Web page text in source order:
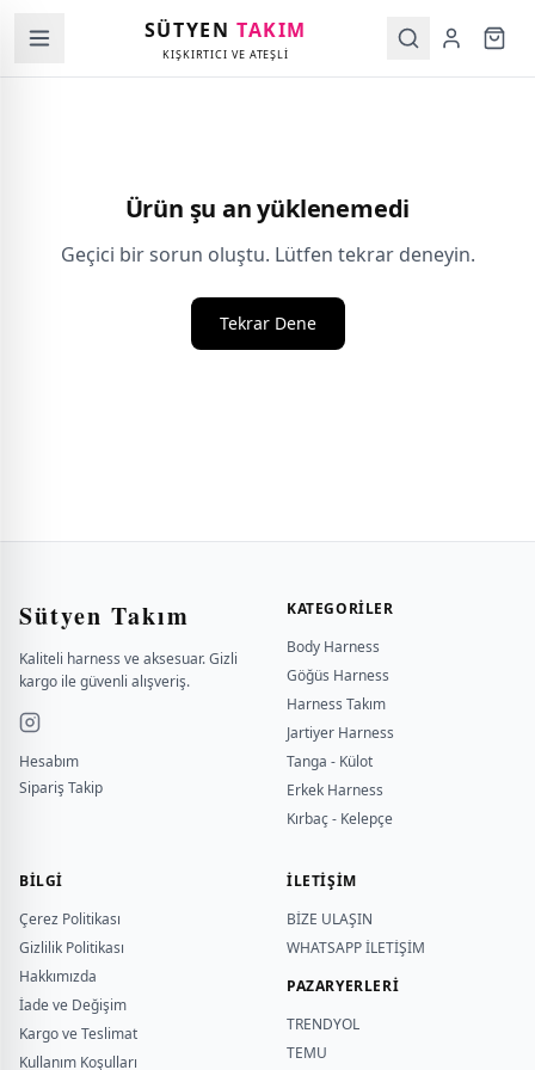
SÜTYENTAKIM
KIŞKIRTICI VE ATEŞLİ
Ürün şu an yüklenemedi
Geçici bir sorun oluştu. Lütfen tekrar deneyin.
Tekrar Dene
Sütyen Takım
Kaliteli harness ve aksesuar. Gizli
kargo ile güvenli alışveriş.
Hesabım
Sipariş Takip
KATEGORILER
Body Harness
Göğüs Harness
Harness Takım
Jartiyer Harness
Tanga - Külot
Erkek Harness
Kırbaç - Kelepçe
BILGI
Çerez Politikası
Gizlilik Politikası
Hakkımızda
İade ve Değişim
Kargo ve Teslimat
Kullanım Koşulları
İLETİŞİM
BİZE ULAŞIN
WHATSAPP İLETİŞİM
PAZARYERLERİ
TRENDYOL
TEMU